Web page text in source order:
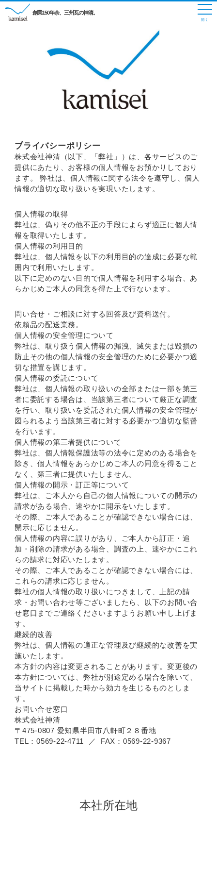
創業150年余、三州瓦の神清。
プライバシーポリシー
株式会社神清（以下、「弊社」）は、各サービスのご
提供にあたり、お客様の個人情報をお預かりしており
ます。 弊社は、個人情報に関する法令を遵守し、個人
情報の適切な取り扱いを実現いたします。
個人情報の取得
弊社は、偽りその他不正の手段によらず適正に個人情
報を取得いたします。
個人情報の利用目的
弊社は、個人情報を以下の利用目的の達成に必要な範
囲内で利用いたします。
以下に定めのない目的で個人情報を利用する場合、あ
らかじめご本人の同意を得た上で行ないます。
問い合せ・ご相談に対する回答及び資料送付。
依頼品の配送業務。
個人情報の安全管理について
弊社は、取り扱う個人情報の漏洩、滅失または毀損の
防止その他の個人情報の安全管理のために必要かつ適
切な措置を講じます。
個人情報の委託について
弊社は、個人情報の取り扱いの全部または一部を第三
者に委託する場合は、当該第三者について厳正な調査
を行い、取り扱いを委託された個人情報の安全管理が
図られるよう当該第三者に対する必要かつ適切な監督
を行います。
個人情報の第三者提供について
弊社は、個人情報保護法等の法令に定めのある場合を
除き、個人情報をあらかじめご本人の同意を得ること
なく、第三者に提供いたしません。
個人情報の開示・訂正等について
弊社は、ご本人から自己の個人情報についての開示の
請求がある場合、速やかに開示をいたします。
その際、ご本人であることが確認できない場合には、
開示に応じません。
個人情報の内容に誤りがあり、ご本人から訂正・追
加・削除の請求がある場合、調査の上、速やかにこれ
らの請求に対応いたします。
その際、ご本人であることが確認できない場合には、
これらの請求に応じません。
弊社の個人情報の取り扱いにつきまして、上記の請
求・お問い合わせ等ございましたら、以下のお問い合
せ窓口までご連絡くださいますようお願い申し上げま
す。
継続的改善
弊社は、個人情報の適正な管理及び継続的な改善を実
施いたします。
本方針の内容は変更されることがあります。変更後の
本方針については、弊社が別途定める場合を除いて、
当サイトに掲載した時から効力を生じるものとしま
す。
お問い合せ窓口
株式会社神清
〒475-0807 愛知県半田市八軒町２８番地
TEL：0569-22-4711 ／ FAX：0569-22-9367
本社所在地